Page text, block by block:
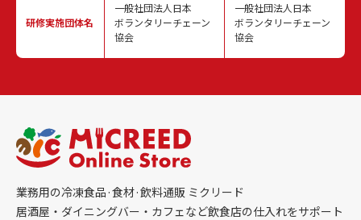
研修実施団体名
一般社団法人日本
ボランタリーチェーン
協会
一般社団法人日本
ボランタリーチェーン
協会
業務用の冷凍食品·食材·飲料通販 ミクリード
居酒屋・ダイニングバー・カフェなど飲食店の仕入れをサポート